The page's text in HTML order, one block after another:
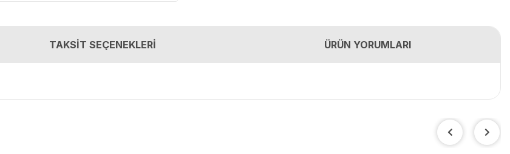
TAKSİT SEÇENEKLERİ ÜRÜN YORUMLARI